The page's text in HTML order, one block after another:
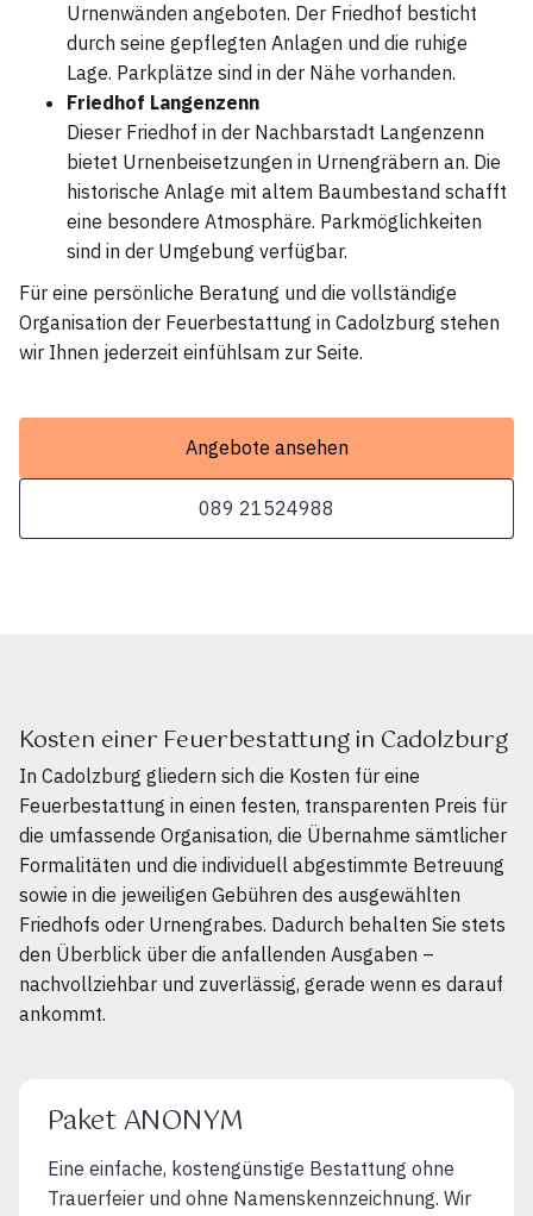
Urnenwänden angeboten. Der Friedhof besticht
durch seine gepflegten Anlagen und die ruhige
Lage. Parkplätze sind in der Nähe vorhanden.
Friedhof Langenzenn
Dieser Friedhof in der Nachbarstadt Langenzenn
bietet Urnenbeisetzungen in Urnengräbern an. Die
historische Anlage mit altem Baumbestand schafft
eine besondere Atmosphäre. Parkmöglichkeiten
sind in der Umgebung verfügbar.
Für eine persönliche Beratung und die vollständige
Organisation der Feuerbestattung in Cadolzburg stehen
wir Ihnen jederzeit einfühlsam zur Seite.
Angebote ansehen
089 21524988
Kosten einer Feuerbestattung in Cadolzburg
In Cadolzburg gliedern sich die Kosten für eine
Feuerbestattung in einen festen, transparenten Preis für
die umfassende Organisation, die Übernahme sämtlicher
Formalitäten und die individuell abgestimmte Betreuung
sowie in die jeweiligen Gebühren des ausgewählten
Friedhofs oder Urnengrabes. Dadurch behalten Sie stets
den Überblick über die anfallenden Ausgaben –
nachvollziehbar und zuverlässig, gerade wenn es darauf
ankommt.
Paket ANONYM
Eine einfache, kostengünstige Bestattung ohne
Trauerfeier und ohne Namenskennzeichnung. Wir